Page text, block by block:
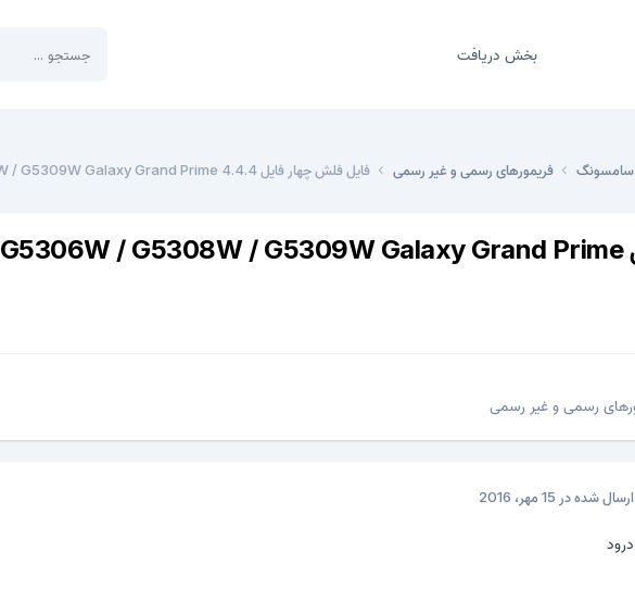
بخش دریافت
سامسونگ فریمورهای رسمی و غیر رسمی فایل فلش چهار فایل G5306W / G5308W / G5309W Galaxy Grand Prime 4.4.4
فایل فلش چهار فایل G5306W / G5308W / G5309W Galaxy Grand Prime
رسمی و غیر رسمی
ارسال شده در 15 مهر، 2016
درود